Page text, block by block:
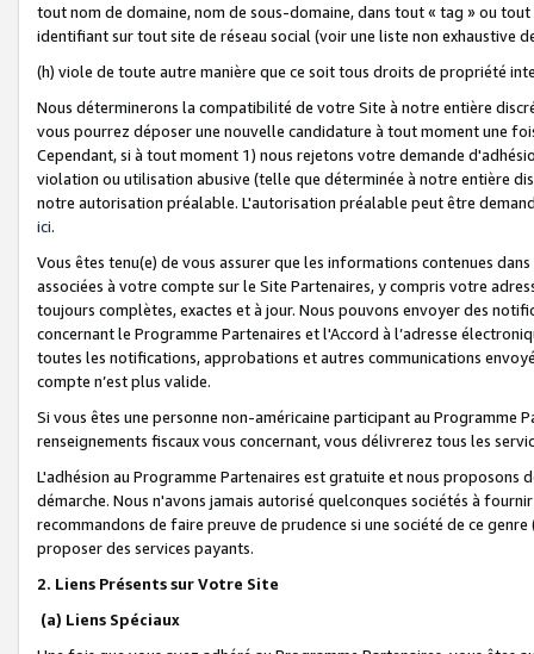
tout nom de domaine, nom de sous-domaine, dans tout « tag » ou
identifiant sur tout site de réseau social (voir une liste non exhaustive
(h) viole de toute autre manière que ce soit tous droits de propriété
Nous déterminerons la compatibilité de votre Site à notre entière
vous pourrez déposer une nouvelle candidature à tout moment une
Cependant, si à tout moment 1) nous rejetons votre demande
violation ou utilisation abusive (telle que déterminée à notre entière
notre autorisation préalable. L'autorisation préalable peut être
ici.
Vous êtes tenu(e) de vous assurer que les informations contenues
associées à votre compte sur le Site Partenaires, y compris votre
toujours complètes, exactes et à jour. Nous pouvons envoyer des
concernant le Programme Partenaires et l'Accord à l’adresse
toutes les notifications, approbations et autres communications
compte n’est plus valide.
Si vous êtes une personne non-américaine participant au
renseignements fiscaux vous concernant, vous délivrerez tous les
L'adhésion au Programme Partenaires est gratuite et nous proposons
démarche. Nous n'avons jamais autorisé quelconques sociétés à
recommandons de faire preuve de prudence si une société de ce
proposer des services payants.
2. Liens Présents sur Votre Site
(a) Liens Spéciaux